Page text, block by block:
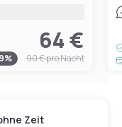
64 €
% 90 €pro Nacht
Zeit